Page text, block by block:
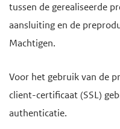
tussen de gerealiseerde
aansluiting en de
Machtigen.
Voor het gebruik van de
client-certificaat (SSL)
authenticatie.